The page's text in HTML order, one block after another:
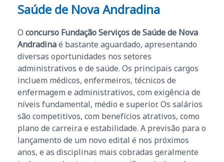
Saúde de Nova Andradina
O concurso Fundação Serviços de Saúde de Nova
Andradinaé bastante aguardado, apresentando
diversas oportunidades nos setores
administrativos e de saúde. Os principais cargos
incluem médicos, enfermeiros, técnicos de
enfermagem e administrativos, com exigência de
níveis fundamental, médio e superior. Os salários
são competitivos, com benefícios atrativos, como
plano de carreira e estabilidade. A previsão para o
lançamento de um novo edital é nos próximos
anos, e as disciplinas mais cobradas geralmente